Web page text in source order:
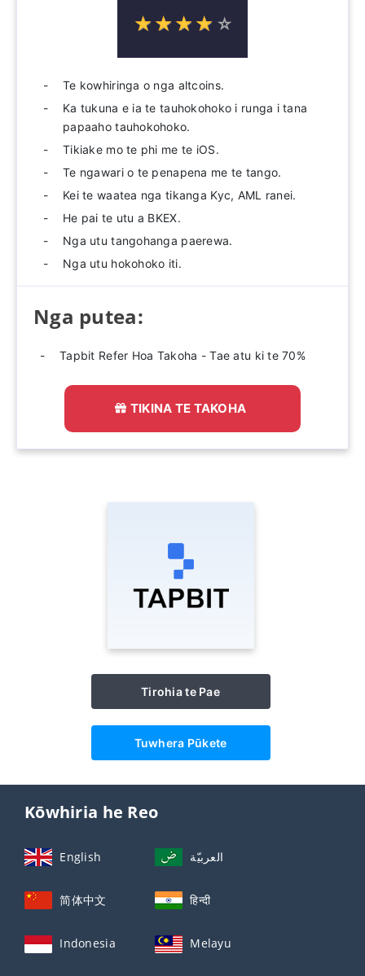
☆☆☆☆ ☆
★★★★ ★
Te kowhiringa o nga altcoins.
Ka tukuna e ia te tauhokohoko i runga i tana
papaaho tauhokohoko.
Tikiake mo te phi me te iOS.
Te ngawari o te penapena me te tango.
Kei te waatea nga tikanga Kyc, AML ranei.
He pai te utu a BKEX.
Nga utu tangohanga paerewa.
Nga utu hokohoko iti.
Nga putea:
Tapbit Refer Hoa Takoha - Tae atu ki te 70%
TIKINA TE TAKOHA
Tirohia te Pae
Tuwhera Pūkete
Kōwhiria he Reo
English العربيّة
简体中文 हिन्दी
Indonesia Melayu